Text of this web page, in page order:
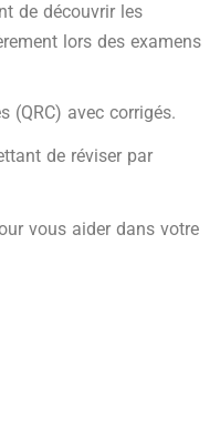
de découvrir les
lors des examens
(QRC) avec corrigés.
de réviser par
vous aider dans votre